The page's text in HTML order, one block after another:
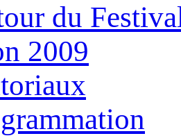
du
2009